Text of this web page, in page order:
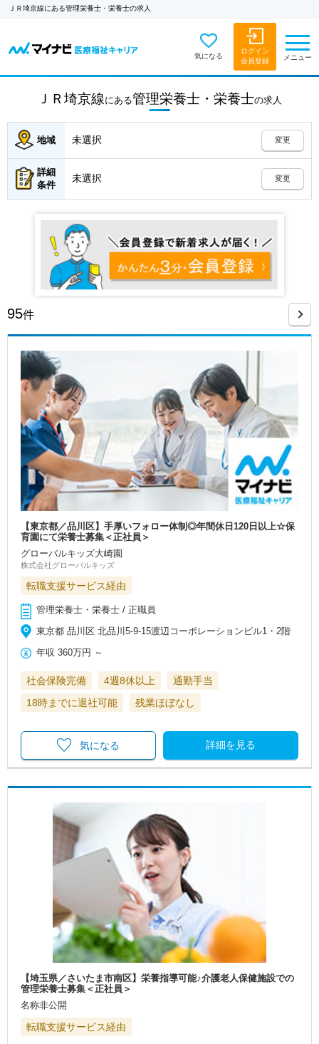
ＪＲ埼京線にある管理栄養士・栄養士の求人
気になる
ログイン
会員登録
メニュー
ＪＲ埼京線 にある管理栄養士・栄養士の求人
地域 未選択 変更
詳細
条件
未選択 変更
95件
【東京都／品川区】手厚いフォロー体制◎年間休日120日以上☆保
育園にて栄養士募集＜正社員＞
グローバルキッズ大崎園
株式会社グローバルキッズ
転職支援サービス経由
管理栄養士・栄養士 / 正職員
東京都 品川区 北品川5-9-15渡辺コーポレーションビル1・2階
年収 360万円 ～
社会保険完備 4週8休以上
通勤手当
18時までに退社可能
残業ほぼなし
詳細を見る
気になる
【埼玉県／さいたま市南区】栄養指導可能♪介護老人保健施設での
管理栄養士募集＜正社員＞
名称非公開
転職支援サービス経由